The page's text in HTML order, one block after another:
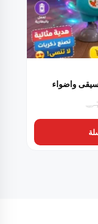
واضواء
جنيه